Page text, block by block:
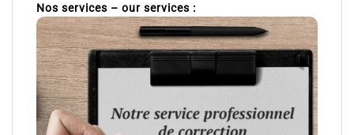
Nos services – our services :